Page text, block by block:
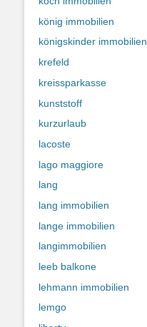
könig immobilien
königskinder immobilien
krefeld
kreissparkasse
kunststoff
kurzurlaub
lacoste
lago maggiore
lang
lang immobilien
lange immobilien
langimmobilien
leeb balkone
lehmann immobilien
lemgo